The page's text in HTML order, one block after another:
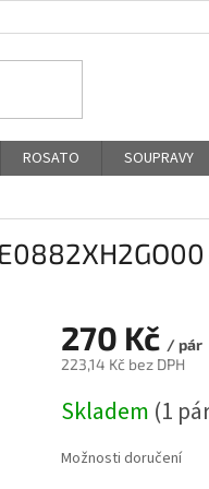
ROSATO SOUPRAVY
270 Kč / pár
223,14 Kč bez DPH
cena:
Skladem (1
Možnosti doručení